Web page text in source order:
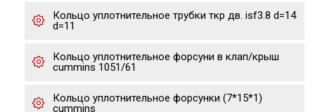
Кольцо уплотнительное трубки ткр дв. isf3.8 d=14
d=11
Кольцо уплотнительное форсуни в клап/крыш
cummins 1051/61
Кольцо уплотнительное форсунки (7*15*1)
cummins